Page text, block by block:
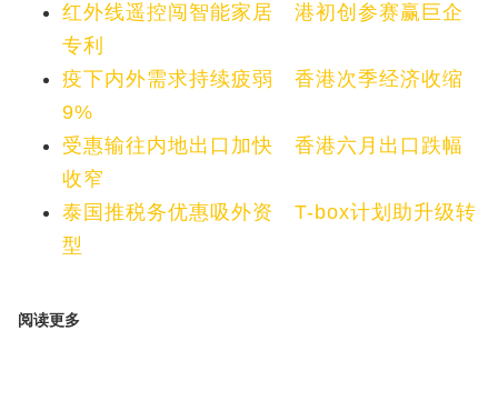
红外线遥控闯智能家居 港初创参赛赢巨企
专利
疫下内外需求持续疲弱 香港次季经济收缩
9%
受惠输往内地出口加快 香港六月出口跌幅
收窄
泰国推税务优惠吸外资 T-box计划助升级转
型
阅读更多